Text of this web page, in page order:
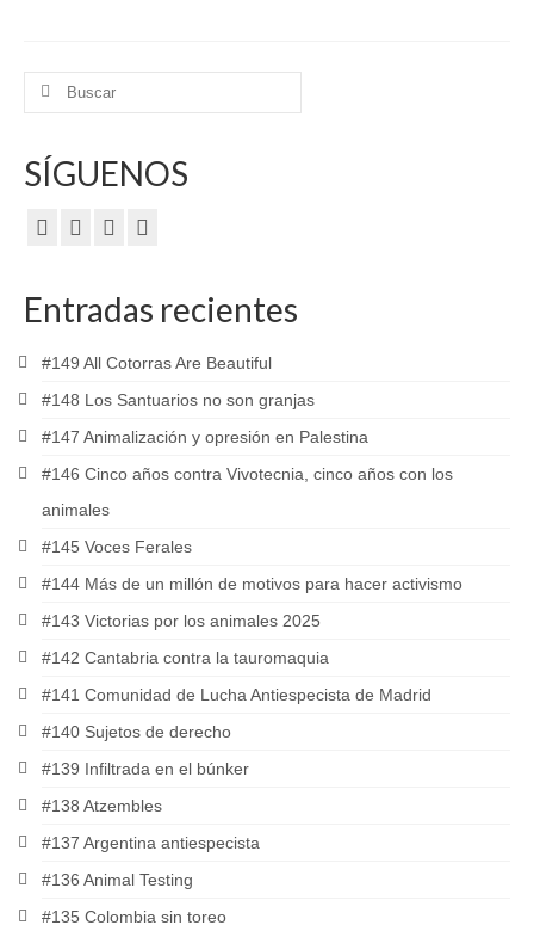
Buscar
SÍGUENOS
Entradas recientes
#149 All Cotorras Are Beautiful
#148 Los Santuarios no son granjas
#147 Animalización y opresión en Palestina
#146 Cinco años contra Vivotecnia, cinco años con los
animales
#145 Voces Ferales
#144 Más de un millón de motivos para hacer activismo
#143 Victorias por los animales 2025
#142 Cantabria contra la tauromaquia
#141 Comunidad de Lucha Antiespecista de Madrid
#140 Sujetos de derecho
#139 Infiltrada en el búnker
#138 Atzembles
#137 Argentina antiespecista
#136 Animal Testing
#135 Colombia sin toreo